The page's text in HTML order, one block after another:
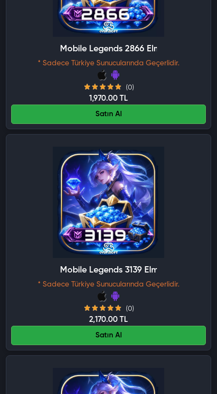
Mobile Legends 2866 Elmas
* Sadece Türkiye Sunucularında Geçerlidir.
(0)
1,970.00 TL
Satın Al
Mobile Legends 3139 Elmas
* Sadece Türkiye Sunucularında Geçerlidir.
(0)
2,170.00 TL
Satın Al